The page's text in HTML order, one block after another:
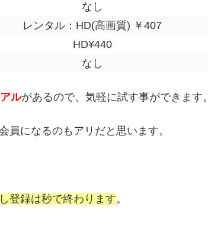
なし
レンタル：HD(高画質) ￥407
HD¥440
なし
ルがあるので、気軽に試す事ができます。
員になるのもアリだと思います。
登録は秒で終わります。